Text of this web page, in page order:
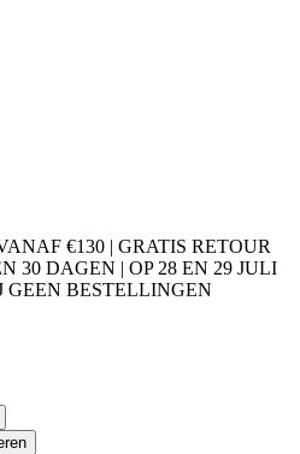
€130 | GRATIS RETOUR
30 DAGEN | OP 28 EN 29 JULI
GEEN BESTELLINGEN